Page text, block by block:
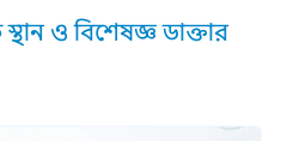
স্থান ও বিশেষজ্ঞ ডাক্তার